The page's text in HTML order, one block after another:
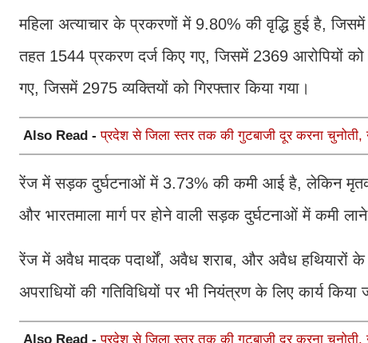
महिला अत्‍याचार के प्रकरणों में 9.80% की वृद्धि हुई है,
तहत 1544 प्रकरण दर्ज किए गए, जिसमें 2369 आरोपियों
गए, जिसमें 2975 व्यक्तियों को गिरफ्तार किया गया।
Also Read -प्रदेश से जिला स्तर तक की गुटबाजी दूर करना
रेंज में सड़क दुर्घटनाओं में 3.73% की कमी आई है, लेकिन
और भारतमाला मार्ग पर होने वाली सड़क दुर्घटनाओं में कमी
रेंज में अवैध मादक पदार्थों, अवैध शराब, और अवैध हथियारों के
अपराधियों की गतिविधियों पर भी नियंत्रण के लिए कार्य किया
Also Read -प्रदेश से जिला स्तर तक की गुटबाजी दूर करना